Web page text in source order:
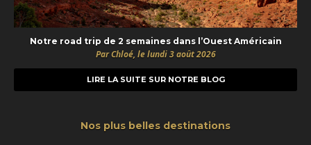
Notre road trip de 2 semaines dans l’Ouest Américain
Par Chloé, le lundi 3 août 2026
LIRE LA SUITE SUR NOTRE BLOG
Nos plus belles destinations